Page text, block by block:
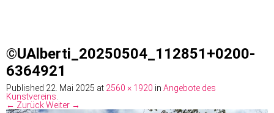
©UAlberti_20250504_112851+0200-
6364921
Published 22. Mai 2025 at 2560 × 1920 in Angebote des
Kunstvereins.
← ZurückWeiter →